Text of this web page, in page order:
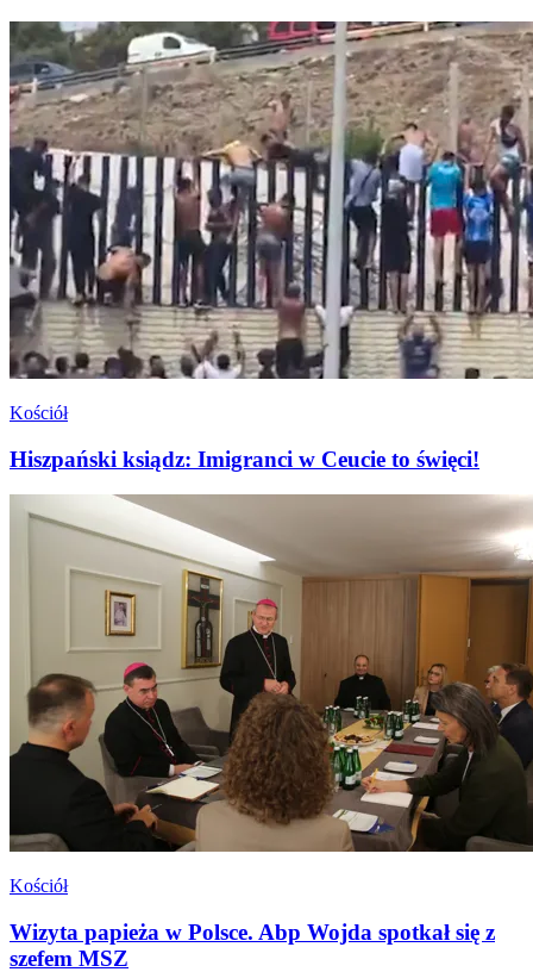
Kościół
Hiszpański ksiądz: Imigranci w Ceucie to święci!
Kościół
Wizyta papieża w Polsce. Abp Wojda spotkał się z
szefem MSZ